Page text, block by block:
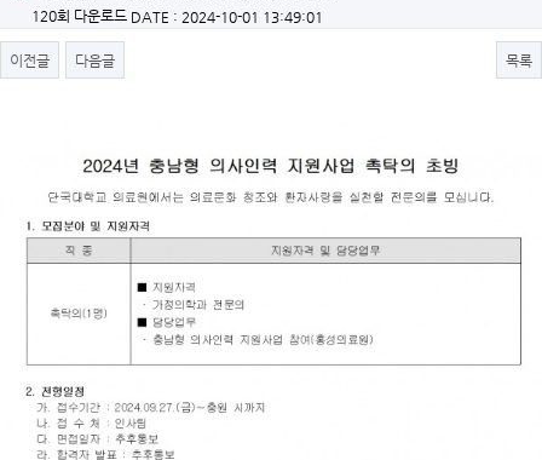
120회 다운로드 DATE : 2024-10-01 13:49:01
이전글 다음글 목록